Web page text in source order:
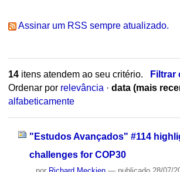
Assinar um RSS sempre atualizado.
14itens atendem ao seu critério.
Filtrar
Ordenar por relevância · data (mais
alfabeticamente
"Estudos Avançados" #114
challenges for COP30